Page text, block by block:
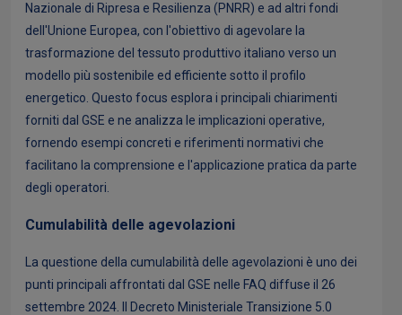
Nazionale di Ripresa e Resilienza (PNRR) e ad altri fondi
dell'Unione Europea, con l'obiettivo di agevolare la
trasformazione del tessuto produttivo italiano verso un
modello più sostenibile ed efficiente sotto il profilo
energetico. Questo focus esplora i principali chiarimenti
forniti dal GSE e ne analizza le implicazioni operative,
fornendo esempi concreti e riferimenti normativi che
facilitano la comprensione e l'applicazione pratica da parte
degli operatori.
Cumulabilità delle agevolazioni
La questione della cumulabilità delle agevolazioni è uno dei
punti principali affrontati dal GSE nelle FAQ diffuse il 26
settembre 2024. Il Decreto Ministeriale Transizione 5.0